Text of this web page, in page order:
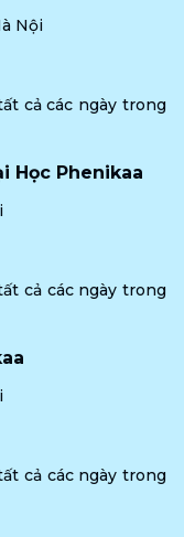
Nội
cả các ngày trong
Học Phenikaa
cả các ngày trong
cả các ngày trong